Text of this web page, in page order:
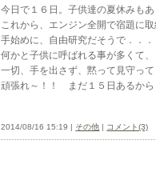
今日で１６日。子供達の夏休みも
これから、エンジン全開で宿題に
手始めに、自由研究だそうで．．．
何かと子供に呼ばれる事が多くて
一切、手を出さず、黙って見守っ
頑張れ～！！ まだ１５日あるから
2014/08/16 15:19 | その他 | コメント(3)